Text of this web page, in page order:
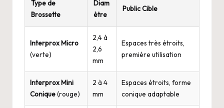
Type de
Brossette
Diam
ètre
Public Cible
Interprox Micro
(verte)
2,4 à
2,6
mm
Espaces très étroits,
première utilisation
Interprox Mini
Conique(rouge)
2 à 4
mm
Espaces étroits, forme
conique adaptable